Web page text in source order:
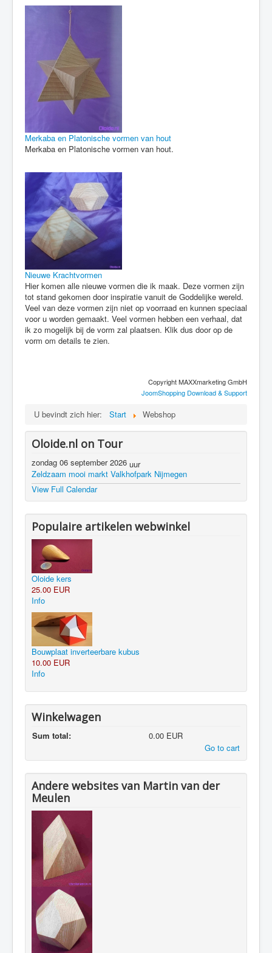
Merkaba en Platonische vormen van hout
Merkaba en Platonische vormen van hout.
Nieuwe Krachtvormen
Hier komen alle nieuwe vormen die ik maak. Deze vormen zijn
tot stand gekomen door inspiratie vanuit de Goddelijke wereld.
Veel van deze vormen zijn niet op voorraad en kunnen speciaal
voor u worden gemaakt. Veel vormen hebben een verhaal, dat
ik zo mogelijk bij de vorm zal plaatsen. Klik dus door op de
vorm om details te zien.
Copyright MAXXmarketing GmbH
JoomShopping Download & Support
U bevindt zich hier: Start Webshop
Oloide.nl on Tour
zondag 06 september 2026 uur
Zeldzaam mooi markt Valkhofpark Nijmegen
View Full Calendar
Populaire artikelen webwinkel
Oloide kers
25.00 EUR
Info
Bouwplaat inverteerbare kubus
10.00 EUR
Info
Winkelwagen
Sum total:
0.00 EUR
Go to cart
Andere websites van Martin van der
Meulen